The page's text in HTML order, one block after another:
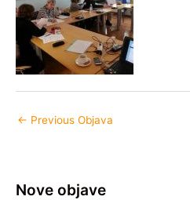
← Previous Objava
Nove objave